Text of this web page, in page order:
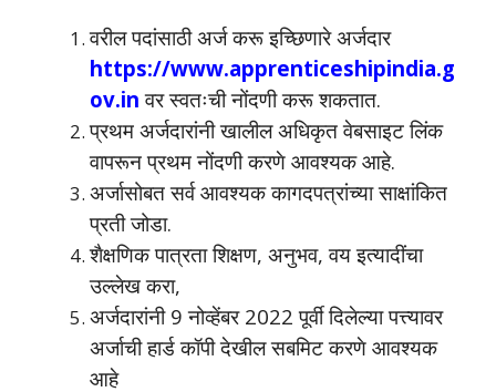
वरील पदांसाठी अर्ज करू इच्छिणारे अर्जदार
https://www.apprenticeshipindia.g
ov.in वर स्वतःची नोंदणी करू शकतात.
प्रथम अर्जदारांनी खालील अधिकृत वेबसाइट लिंक
वापरून प्रथम नोंदणी करणे आवश्यक आहे.
अर्जासोबत सर्व आवश्यक कागदपत्रांच्या साक्षांकित
प्रती जोडा.
शैक्षणिक पात्रता शिक्षण, अनुभव, वय इत्यादींचा
उल्लेख करा,
अर्जदारांनी 9 नोव्हेंबर 2022 पूर्वी दिलेल्या पत्त्यावर
अर्जाची हार्ड कॉपी देखील सबमिट करणे आवश्यक
आहे